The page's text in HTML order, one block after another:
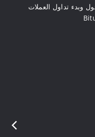
وبدء تداول العملات